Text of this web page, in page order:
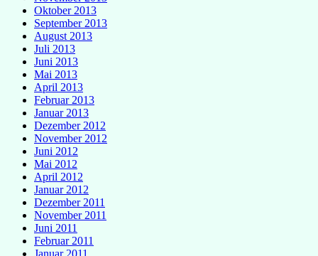
Oktober 2013
September 2013
August 2013
Juli 2013
Juni 2013
Mai 2013
April 2013
Februar 2013
Januar 2013
Dezember 2012
November 2012
Juni 2012
Mai 2012
April 2012
Januar 2012
Dezember 2011
November 2011
Juni 2011
Februar 2011